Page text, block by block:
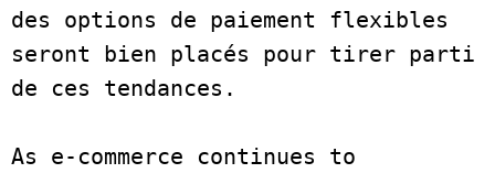
des options de paiement flexibles
seront bien placés pour tirer parti
de ces tendances.
As e-commerce continues to